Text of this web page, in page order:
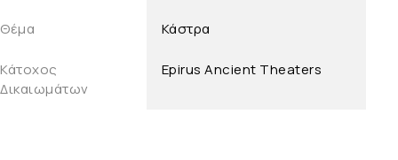
Θέμα Κάστρα
Κάτοχος
Δικαιωμάτων
Epirus Ancient Theaters